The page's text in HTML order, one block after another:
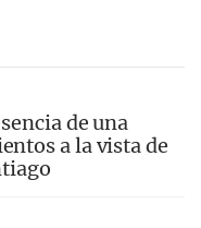
de una
a la vista de